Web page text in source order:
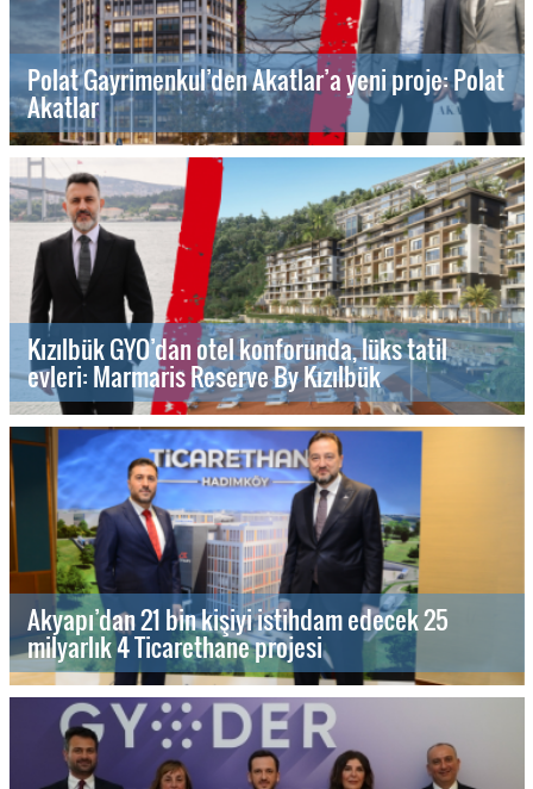
Polat Gayrimenkul’den Akatlar’a yeni proje: Polat
Akatlar
Kızılbük GYO’dan otel konforunda, lüks tatil
evleri: Marmaris Reserve By Kızılbük
Akyapı’dan 21 bin kişiyi istihdam edecek 25
milyarlık 4 Ticarethane projesi